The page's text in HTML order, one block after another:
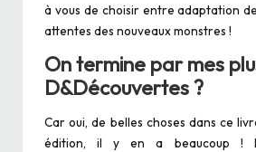
à vous de choisir entre adaptation
attentes des nouveaux monstres !
On termine par mes
D&Découvertes ?
Car oui, de belles choses dans ce
édition, il y en a beaucoup !